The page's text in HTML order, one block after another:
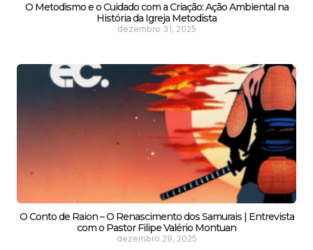
O Metodismo e o Cuidado com a Criação: Ação Ambiental na
História da Igreja Metodista
dezembro 31, 2025
O Conto de Raion – O Renascimento dos Samurais | Entrevista
com o Pastor Filipe Valério Montuan
dezembro 29, 2025